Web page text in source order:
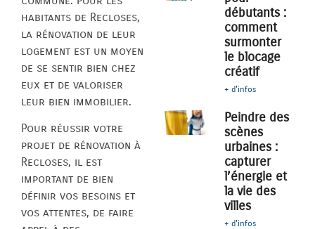
habitants de Recloses,
la rénovation de leur
logement est un moyen
de se sentir bien chez
eux et de valoriser
leur bien immobilier.
Pour réussir votre
projet de rénovation à
Recloses, il est
important de bien
définir vos besoins et
vos attentes, de faire
débutants :
comment
surmonter
le blocage
créatif
+ d'infos
Peindre des
scènes
urbaines :
capturer
l’énergie et
la vie des
villes
+ d'infos